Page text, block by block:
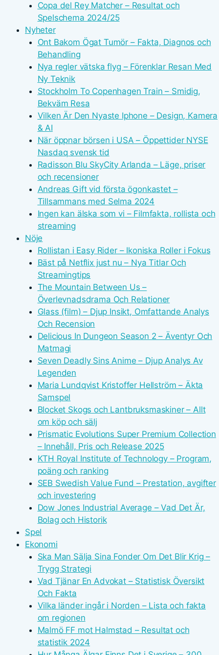
Copa del Rey Matcher – Resultat och
Spelschema 2024/25
Nyheter
Ont Bakom Ögat Tumör – Fakta, Diagnos och
Behandling
Nya regler vätska flyg – Förenklar Resan Med
Ny Teknik
Stockholm To Copenhagen Train – Smidig,
Bekväm Resa
Vilken Är Den Nyaste Iphone – Design, Kamera
& AI
När öppnar börsen i USA – Öppettider NYSE
Nasdaq svensk tid
Radisson Blu SkyCity Arlanda – Läge, priser
och recensioner
Andreas Gift vid första ögonkastet –
Tillsammans med Selma 2024
Ingen kan älska som vi – Filmfakta, rollista och
streaming
Nöje
Rollistan i Easy Rider – Ikoniska Roller i Fokus
Bäst på Netflix just nu – Nya Titlar Och
Streamingtips
The Mountain Between Us –
Överlevnadsdrama Och Relationer
Glass (film) – Djup Insikt, Omfattande Analys
Och Recension
Delicious In Dungeon Season 2 – Äventyr Och
Matmagi
Seven Deadly Sins Anime – Djup Analys Av
Legenden
Maria Lundqvist Kristoffer Hellström – Äkta
Samspel
Blocket Skogs och Lantbruksmaskiner – Allt
om köp och sälj
Prismatic Evolutions Super Premium Collection
– Innehåll, Pris och Release 2025
KTH Royal Institute of Technology – Program,
poäng och ranking
SEB Swedish Value Fund – Prestation, avgifter
och investering
Dow Jones Industrial Average – Vad Det Är,
Bolag och Historik
Spel
Ekonomi
Ska Man Sälja Sina Fonder Om Det Blir Krig –
Trygg Strategi
Vad Tjänar En Advokat – Statistisk Översikt
Och Fakta
Vilka länder ingår i Norden – Lista och fakta
om regionen
Malmö FF mot Halmstad – Resultat och
statistik 2024